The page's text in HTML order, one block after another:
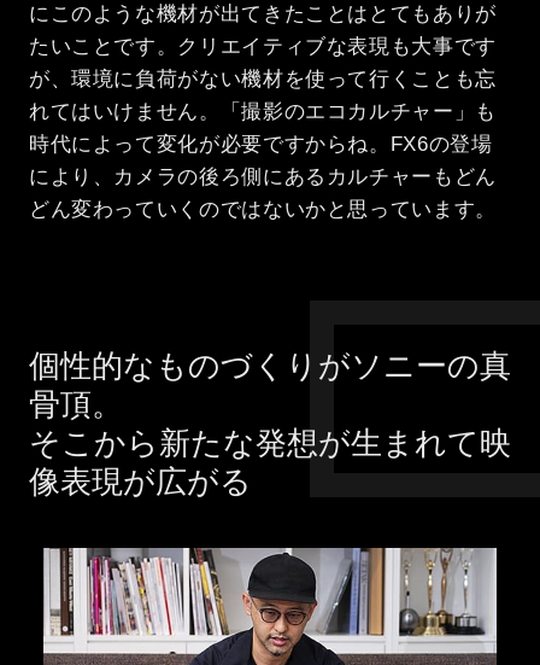
にこのような機材が出てきたことはとてもありが
たいことです。クリエイティブな表現も大事です
が、環境に負荷がない機材を使って行くことも忘
れてはいけません。「撮影のエコカルチャー」も
時代によって変化が必要ですからね。FX6の登場
により、カメラの後ろ側にあるカルチャーもどん
どん変わっていくのではないかと思っています。
個性的なものづくりがソニーの真
骨頂。
そこから新たな発想が生まれて映
像表現が広がる